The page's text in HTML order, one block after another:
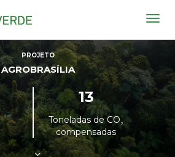
PROJETO
AGROBRASÍLIA
13
Toneladas de CO²
compensadas